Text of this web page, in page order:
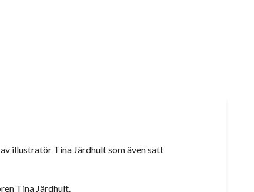
illustratör Tina Järdhult som även satt
Tina Järdhult.